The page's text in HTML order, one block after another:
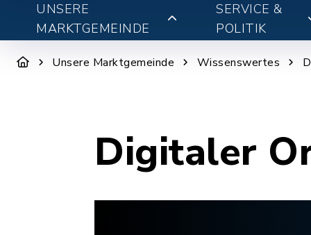
UNSERE
MARKTGEMEINDE
SERVICE &
POLITIK
Unsere Marktgemeinde Wissenswertes
Digitaler